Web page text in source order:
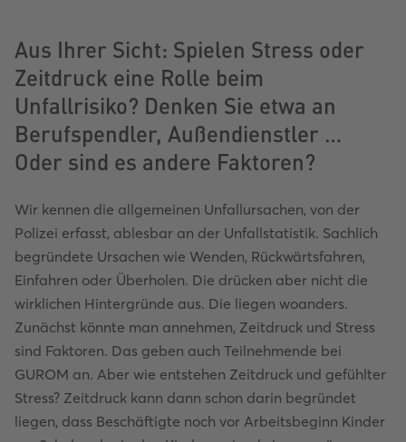
Aus Ihrer Sicht: Spielen Stress oder
Zeitdruck eine Rolle beim
Unfallrisiko? Denken Sie etwa an
Berufspendler, Außendienstler …
Oder sind es andere Faktoren?
Wir kennen die allgemeinen Unfallursachen, von der
Polizei erfasst, ablesbar an der Unfallstatistik. Sachlich
begründete Ursachen wie Wenden, Rückwärtsfahren,
Einfahren oder Überholen. Die drücken aber nicht die
wirklichen Hintergründe aus. Die liegen woanders.
Zunächst könnte man annehmen, Zeitdruck und Stress
sind Faktoren. Das geben auch Teilnehmende bei
GUROM an. Aber wie entstehen Zeitdruck und gefühlter
Stress? Zeitdruck kann dann schon darin begründet
liegen, dass Beschäftigte noch vor Arbeitsbeginn Kinder